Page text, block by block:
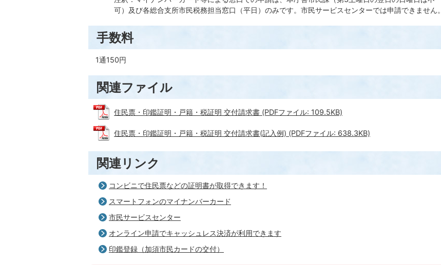
可）及び各総合支所市民税務担当窓口（平日）のみです。市民サービスセンターでは申請できません。
手数料
1通150円
関連ファイル
住民票・印鑑証明・戸籍・税証明 交付請求書 (PDFファイル: 109.5KB)
住民票・印鑑証明・戸籍・税証明 交付請求書(記入例) (PDFファイル: 638.3KB)
関連リンク
コンビニで住民票などの証明書が取得できます！
スマートフォンのマイナンバーカード
市民サービスセンター
オンライン申請でキャッシュレス決済が利用できます
印鑑登録（加須市民カードの交付）